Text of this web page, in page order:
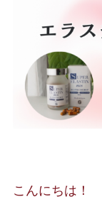
こんにちは！